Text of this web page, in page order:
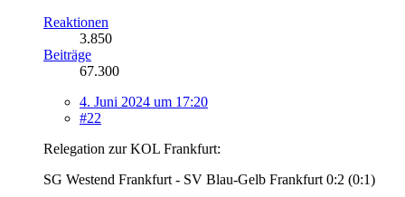
Reaktionen
3.850
Beiträge
67.300
4. Juni 2024 um 17:20
#22
Relegation zur KOL Frankfurt:
SG Westend Frankfurt - SV Blau-Gelb Frankfurt 0:2 (0:1)